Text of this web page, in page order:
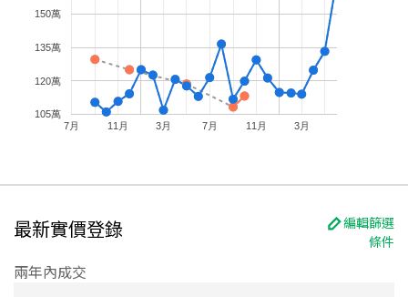
7月 11月 3月 7月 11月 3月
105萬
120萬
135萬
150萬
最新實價登錄
編輯篩選
條件
兩年內成交